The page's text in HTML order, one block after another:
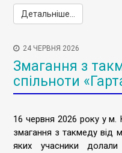
Детальніше...
24 ЧЕРВНЯ 2026
Змагання з
спільноти
16 червня 2026 року у м.
змагання з такмеду від
яких учасники